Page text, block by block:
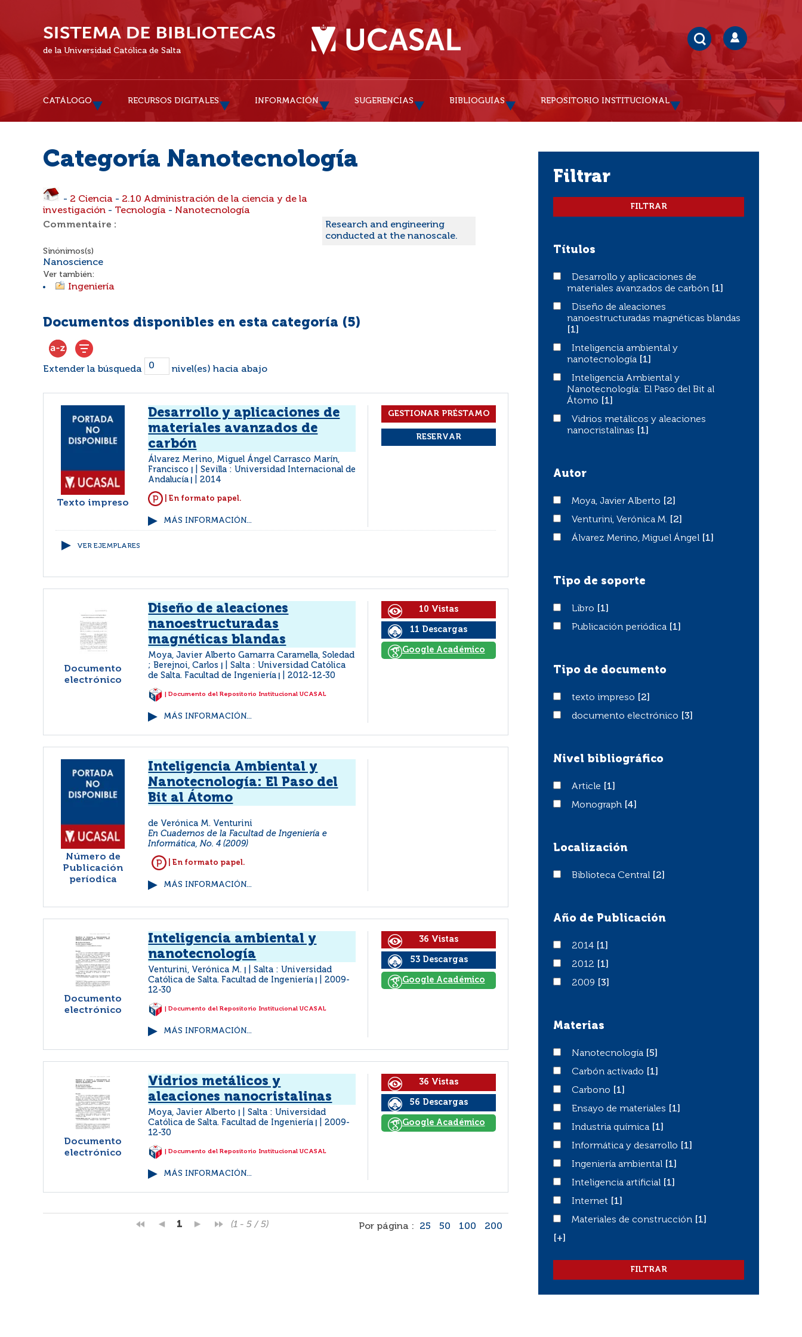
de la Universidad Católica de Salta
CATÁLOGO RECURSOS DIGITALES INFORMACIÓN SUGERENCIAS BIBLIOGUÍAS REPOSITORIO INSTITUCIONAL
Categoría Nanotecnología
- 2 Ciencia - 2.10 Administración de la ciencia y de la
investigación - Tecnología - Nanotecnología
Commentaire :
Research and engineering
conducted at the nanoscale.
Sinónimos(s)
Nanoscience
Ver también:
Ingeniería
Documentos disponibles en esta categoría (5)
Extender la búsqueda nivel(es) hacia abajo
Texto impreso
Desarrollo y aplicaciones de
materiales avanzados de
carbón
Álvarez Merino, Miguel Ángel Carrasco Marín,
Francisco
Sevilla : Universidad Internacional de
Andalucía
2014
| En formato papel.
MÁS INFORMACIÓN...
VER EJEMPLARES
Documento
electrónico
Diseño de aleaciones
nanoestructuradas
magnéticas blandas
Moya, Javier Alberto Gamarra Caramella, Soledad
; Berejnoi, Carlos
Salta : Universidad Católica
de Salta. Facultad de Ingeniería
2012-12-30
| Documento del Repositorio Institucional UCASAL
MÁS INFORMACIÓN...
10 Vistas
11 Descargas
Google Académico
Número de
Publicación
períodica
Inteligencia Ambiental y
Nanotecnología: El Paso del
Bit al Átomo
de Verónica M. Venturini
En Cuadernos de la Facultad de Ingeniería e
Informática, No. 4 (2009)
| En formato papel.
MÁS INFORMACIÓN...
Documento
electrónico
Inteligencia ambiental y
nanotecnología
Venturini, Verónica M.
Salta : Universidad
Católica de Salta. Facultad de Ingeniería
2009-
12-30
| Documento del Repositorio Institucional UCASAL
MÁS INFORMACIÓN...
36 Vistas
53 Descargas
Google Académico
Documento
electrónico
Vidrios metálicos y
aleaciones nanocristalinas
Moya, Javier Alberto
Salta : Universidad
Católica de Salta. Facultad de Ingeniería
2009-
12-30
| Documento del Repositorio Institucional UCASAL
MÁS INFORMACIÓN...
36 Vistas
56 Descargas
Google Académico
1 (1 - 5 / 5) Por página : 25 50 100 200
filtrar
Títulos
Desarrollo y aplicaciones de materiales avanzados de
Desarrollo y aplicaciones de
materiales avanzados de carbón
[1]
Diseño de aleaciones nanoestructuradas magnéticas
Diseño de aleaciones
nanoestructuradas magnéticas blandas
[1]
Inteligencia ambiental y nanotecnología
Inteligencia ambiental y
nanotecnología
[1]
Inteligencia Ambiental y Nanotecnología: El Paso del
Inteligencia Ambiental y
Nanotecnología: El Paso del Bit al
Átomo
[1]
Vidrios metálicos y aleaciones nanocristalinas
Vidrios metálicos y aleaciones
nanocristalinas
[1]
Autor
Moya, Javier Alberto
Moya, Javier Alberto
[2]
Venturini, Verónica M.
Venturini, Verónica M.
[2]
Álvarez Merino, Miguel Ángel
Álvarez Merino, Miguel Ángel [1]
Tipo de soporte
LibroLibro
[1]
Publicación periódica
Publicación periódica [1]
Tipo de documento
texto impreso
texto impreso
[2]
documento electrónico
documento electrónico [3]
Nivel bibliográfico
ArticleArticle
[1]
Monograph
Monograph [4]
Localización
Biblioteca Central
Biblioteca Central [2]
Año de Publicación
20142014
[1]
20122012
[1]
20092009 [3]
Materias
Nanotecnología
Nanotecnología
[5]
Carbón activado
Carbón activado
[1]
CarbonoCarbono
[1]
Ensayo de materiales
Ensayo de materiales
[1]
Industria química
Industria química
[1]
Informática y desarrollo
Informática y desarrollo
[1]
Ingeniería ambiental
Ingeniería ambiental
[1]
Inteligencia artificial
Inteligencia artificial
[1]
InternetInternet
[1]
Materiales de construcción
Materiales de construcción
[1]
[+]